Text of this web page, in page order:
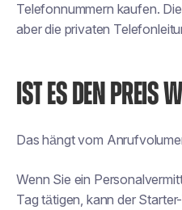
Telefonnummern kaufen.
aber die privaten
IST ES DEN PREIS
Das hängt vom
Wenn Sie ein
Tag tätigen, kann der